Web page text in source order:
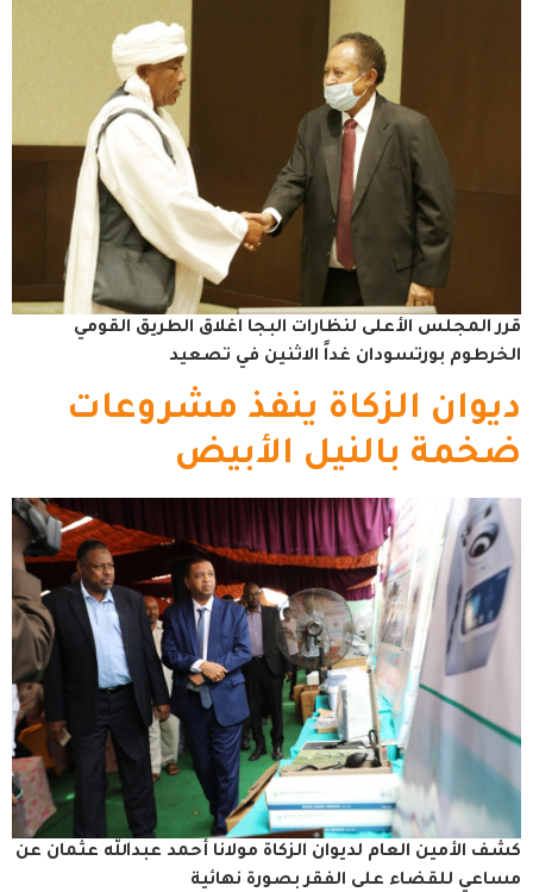
قرر المجلس الأعلى لنظارات البجا اغلاق الطريق القومي
الخرطوم بورتسودان غداً الاثنين في تصعيد
ديوان الزكاة ينفذ مشروعات
ضخمة بالنيل الأبيض
كشف الأمين العام لديوان الزكاة مولانا أحمد عبدالله عثمان عن
مساعي للقضاء على الفقر بصورة نهائية